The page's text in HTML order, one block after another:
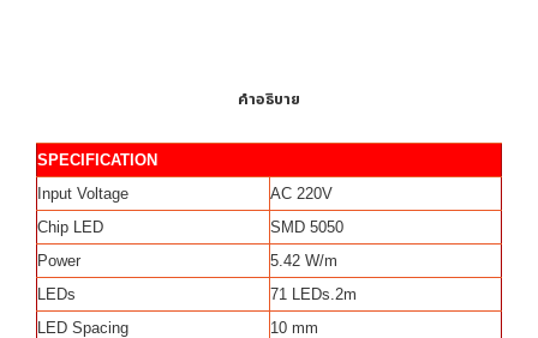
คำอธิบาย
SPECIFICATION
Input Voltage
AC 220V
Chip LED
SMD 5050
Power
5.42 W/m
LEDs
71 LEDs.2m
LED Spacing
10 mm